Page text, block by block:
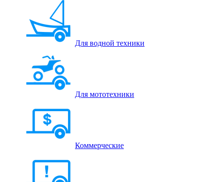
Для водной техники
Для мототехники
Коммерческие